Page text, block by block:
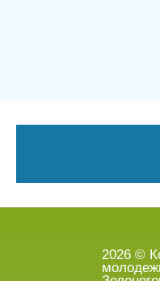
2026 ©